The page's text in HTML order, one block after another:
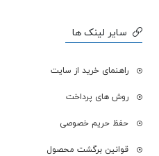
سایر لینک ها
راهنمای خرید از سایت
روش های پرداخت
حفظ حریم خصوصی
قوانین برگشت محصول